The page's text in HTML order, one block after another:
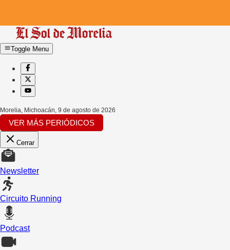
Toggle Menu
Morelia, Michoacán, 9 de agosto de 2026
VER MÁS PERIÓDICOS
Cerrar
Newsletter
Circuito Running
Podcast